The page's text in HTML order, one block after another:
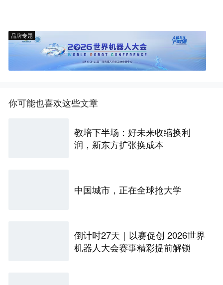
品牌专题
你可能也喜欢这些文章
教培下半场：好未来收缩换利
润，新东方扩张换成本
中国城市，正在全球抢大学
倒计时27天｜以赛促创 2026世界
机器人大会赛事精彩提前解锁